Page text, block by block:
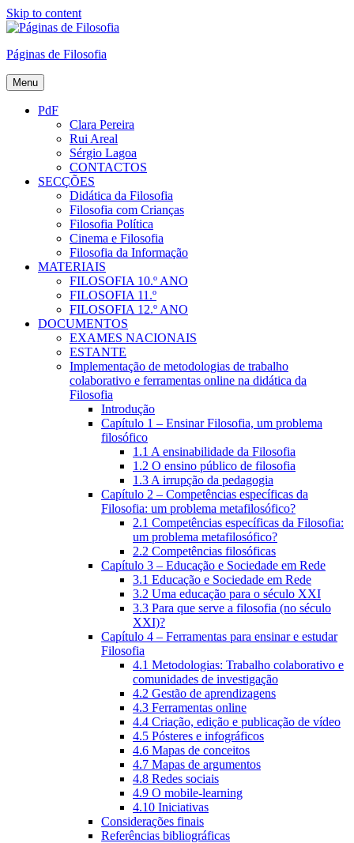
Skip to content
Páginas de Filosofia
Menu
PdF
Clara Pereira
Rui Areal
Sérgio Lagoa
CONTACTOS
SECÇÕES
Didática da Filosofia
Filosofia com Crianças
Filosofia Política
Cinema e Filosofia
Filosofia da Informação
MATERIAIS
FILOSOFIA 10.º ANO
FILOSOFIA 11.º
FILOSOFIA 12.º ANO
DOCUMENTOS
EXAMES NACIONAIS
ESTANTE
Implementação de metodologias de trabalho
colaborativo e ferramentas online na didática da
Filosofia
Introdução
Capítulo 1 – Ensinar Filosofia, um problema
filosófico
1.1 A ensinabilidade da Filosofia
1.2 O ensino público de filosofia
1.3 A irrupção da pedagogia
Capítulo 2 – Competências específicas da
Filosofia: um problema metafilosófico?
2.1 Competências específicas da Filosofia:
um problema metafilosófico?
2.2 Competências filosóficas
Capítulo 3 – Educação e Sociedade em Rede
3.1 Educação e Sociedade em Rede
3.2 Uma educação para o século XXI
3.3 Para que serve a filosofia (no século
XXI)?
Capítulo 4 – Ferramentas para ensinar e estudar
Filosofia
4.1 Metodologias: Trabalho colaborativo e
comunidades de investigação
4.2 Gestão de aprendizagens
4.3 Ferramentas online
4.4 Criação, edição e publicação de vídeo
4.5 Pósteres e infográficos
4.6 Mapas de conceitos
4.7 Mapas de argumentos
4.8 Redes sociais
4.9 O mobile-learning
4.10 Iniciativas
Considerações finais
Referências bibliográficas